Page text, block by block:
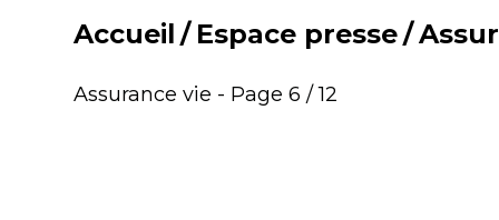
Accueil / Espace presse/
Catégorie :
Assurance vie - Page 6 / 12